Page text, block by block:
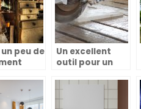
peu de
!
Un excellent
outil pour un